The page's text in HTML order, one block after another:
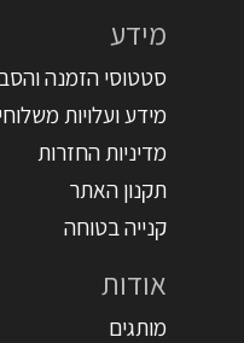
מידע
סטטוסי הזמנה
מידע ועלויות
מדיניות החזרות
תקנון האתר
קנייה בטוחה
אודות
מותגים